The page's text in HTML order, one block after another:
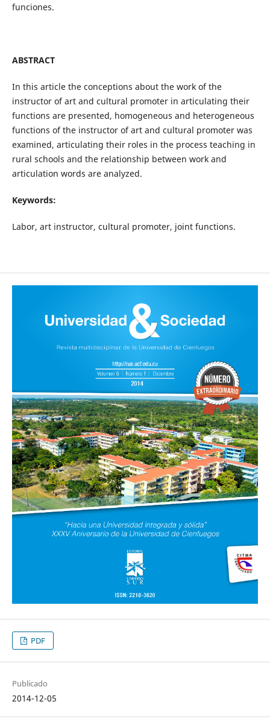
funciones.
ABSTRACT
In this article the conceptions about the work of the
instructor of art and cultural promoter in articulating their
functions are presented, homogeneous and heterogeneous
functions of the instructor of art and cultural promoter was
examined, articulating their roles in the process teaching in
rural schools and the relationship between work and
articulation words are analyzed.
Keywords:
Labor, art instructor, cultural promoter, joint functions.
PDF
Publicado
2014-12-05